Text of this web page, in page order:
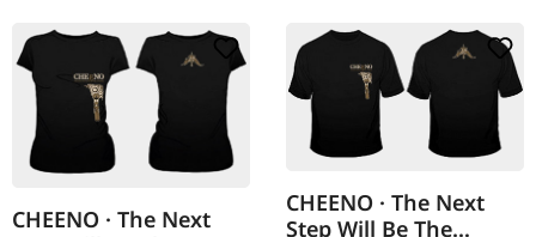
CHEENO · The Next
CHEENO · The Next
Step Will Be The